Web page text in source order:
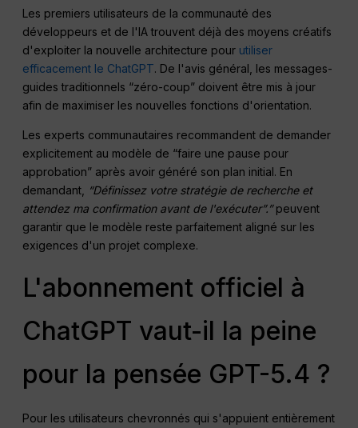
Les premiers utilisateurs de la communauté des
développeurs et de l'IA trouvent déjà des moyens créatifs
d'exploiter la nouvelle architecture pour utiliser
efficacement le ChatGPT. De l'avis général, les messages-
guides traditionnels “zéro-coup” doivent être mis à jour
afin de maximiser les nouvelles fonctions d'orientation.
Les experts communautaires recommandent de demander
explicitement au modèle de “faire une pause pour
approbation” après avoir généré son plan initial. En
demandant,
“Définissez votre stratégie de recherche et
attendez ma confirmation avant de l'exécuter”.”peuvent
garantir que le modèle reste parfaitement aligné sur les
exigences d'un projet complexe.
L'abonnement officiel à
ChatGPT vaut-il la peine
pour la pensée GPT-5.4 ?
Pour les utilisateurs chevronnés qui s'appuient entièrement